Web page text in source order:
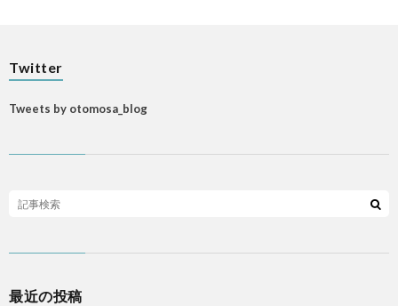
Twitter
Tweets by otomosa_blog
最近の投稿